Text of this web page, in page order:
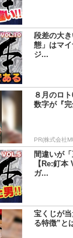
段差の大
態」はマ
ジ...
８月のロ
数字が『
PR(株式会社
間違いが
【Re:釘
ガ...
宝くじが
る特徴”と